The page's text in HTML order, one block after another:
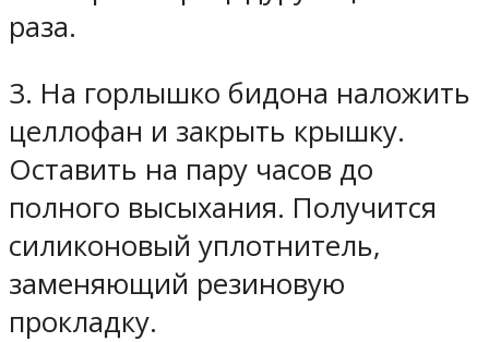
раза.
3. На горлышко бидона наложить
целлофан и закрыть крышку.
Оставить на пару часов до
полного высыхания. Получится
силиконовый уплотнитель,
заменяющий резиновую
прокладку.